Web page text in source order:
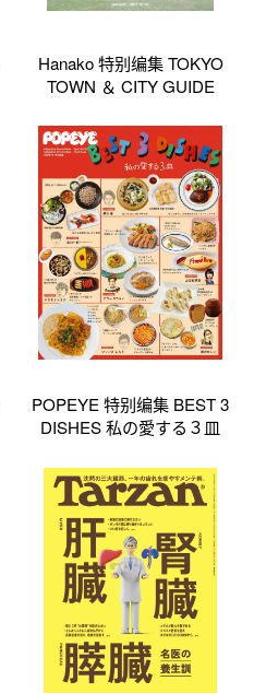
Hanako 特别编集 TOKYO
TOWN ＆ CITY GUIDE
POPEYE 特别编集 BEST 3
DISHES 私の愛する３皿